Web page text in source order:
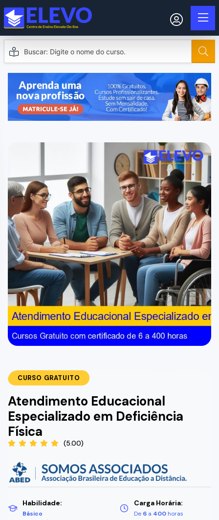
CURSO GRATUITO
Atendimento Educacional
Especializado em Deficiência
Física
(5.00)
Habilidade:
Básico
Carga Horária:
De 6 a 400 horas